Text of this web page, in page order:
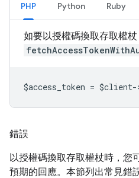
PHP Python Ruby
如要以授權碼換取存取權
$access_token = $client-
錯誤
以授權碼換取存取權杖時，您
預期的回應。本節列出常見錯